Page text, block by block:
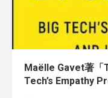
Maëlle Gavet著「
Tech’s Empathy